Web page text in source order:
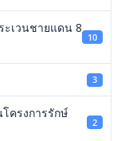
ะเวนชายแดน 8
10
3
ครงการรักษ์
2